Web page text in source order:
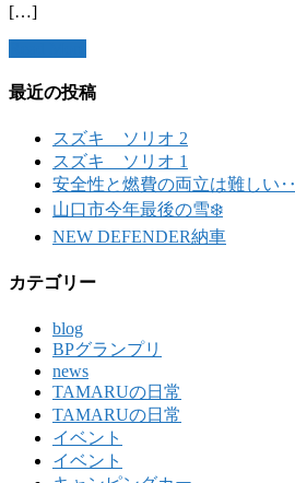
[…]
最近の投稿
スズキ ソリオ 2
スズキ ソリオ 1
安全性と燃費の両立は難しい‥
山口市今年最後の雪❄️
NEW DEFENDER納車
カテゴリー
blog
BPグランプリ
news
TAMARUの日常
TAMARUの日常
イベント
イベント